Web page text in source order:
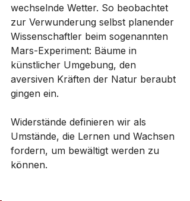
wechselnde Wetter. So beobachtet
zur Verwunderung selbst planender
Wissenschaftler beim sogenannten
Mars-Experiment: Bäume in
künstlicher Umgebung, den
aversiven Kräften der Natur beraubt
gingen ein.
Widerstände definieren wir als
Umstände, die Lernen und Wachsen
fordern, um bewältigt werden zu
können.